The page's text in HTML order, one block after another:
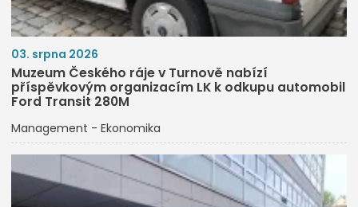
03. srpna 2026
Muzeum Českého ráje v Turnově nabízí
příspěvkovým organizacím LK k odkupu automobil
Ford Transit 280M
Management - Ekonomika